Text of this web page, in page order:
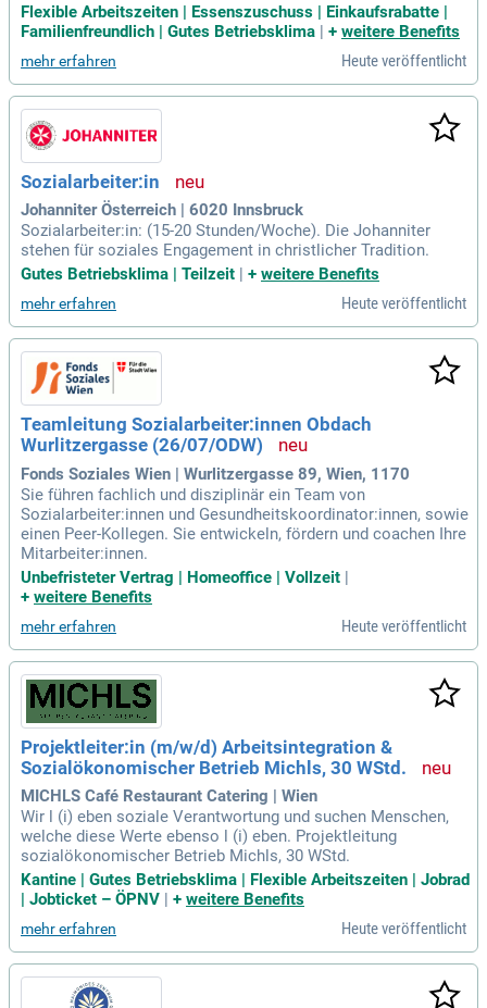
Flexible Arbeitszeiten | Essenszuschuss | Einkaufsrabatte |
Familienfreundlich | Gutes Betriebsklima | + weitere Benefits
mehr erfahren Heute veröffentlicht
Sozialarbeiter:in
Johanniter Österreich | 6020 Innsbruck
Sozialarbeiter:in: (15-20 Stunden/Woche). Die Johanniter
stehen für soziales Engagement in christlicher Tradition.
Gutes Betriebsklima | Teilzeit
+ weitere Benefits
mehr erfahren Heute veröffentlicht
Teamleitung Sozialarbeiter:innen Obdach
Wurlitzergasse (26/07/ODW)
Fonds Soziales Wien | Wurlitzergasse 89, Wien, 1170
Sie führen fachlich und disziplinär ein Team von
Sozialarbeiter:innen und Gesundheitskoordinator:innen, sowie
einen Peer-Kollegen. Sie entwickeln, fördern und coachen Ihre
Mitarbeiter:innen.
Unbefristeter Vertrag | Homeoffice | Vollzeit |
+ weitere Benefits
mehr erfahren Heute veröffentlicht
Projektleiter:in (m/w/d) Arbeitsintegration &
Sozialökonomischer Betrieb Michls, 30 WStd.
MICHLS Café Restaurant Catering | Wien
Wir l (i) eben soziale Verantwortung und suchen Menschen,
welche diese Werte ebenso l (i) eben. Projektleitung
sozialökonomischer Betrieb Michls, 30 WStd.
Kantine | Gutes Betriebsklima | Flexible Arbeitszeiten | Jobrad
| Jobticket – ÖPNV | + weitere Benefits
mehr erfahren Heute veröffentlicht